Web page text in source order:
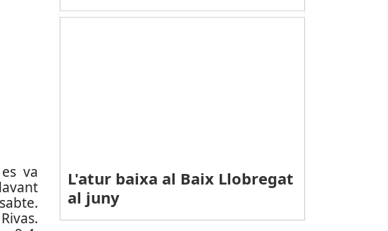
va
L'atur baixa al Baix Llobregat
al juny